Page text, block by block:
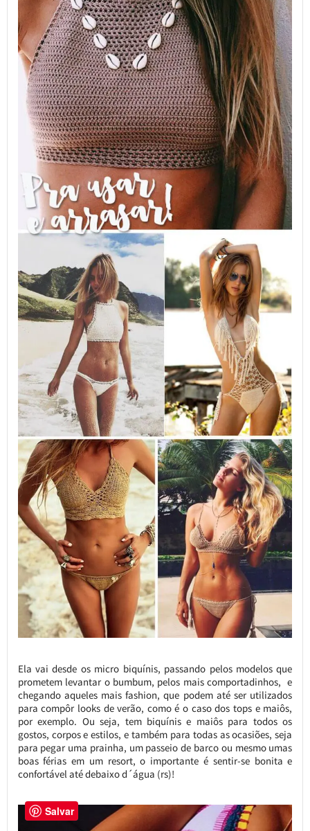
Ela vai desde os micro biquínis, passando pelos modelos que
prometem levantar o bumbum, pelos mais comportadinhos, e
chegando aqueles mais fashion, que podem até ser utilizados
para compôr looks de verão, como é o caso dos tops e maiôs,
por exemplo. Ou seja, tem biquínis e maiôs para todos os
gostos, corpos e estilos, e também para todas as ocasiões, seja
para pegar uma prainha, um passeio de barco ou mesmo umas
boas férias em um resort, o importante é sentir-se bonita e
confortável até debaixo d´água (rs)!
Salvar